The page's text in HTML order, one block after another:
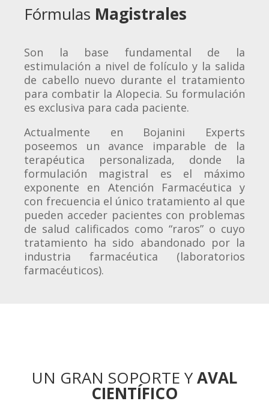
Fórmulas Magistrales
Son la base fundamental de la
estimulación a nivel de folículo y la salida
de cabello nuevo durante el tratamiento
para combatir la Alopecia. Su formulación
es exclusiva para cada paciente.
Actualmente en Bojanini Experts
poseemos un avance imparable de la
terapéutica personalizada, donde la
formulación magistral es el máximo
exponente en Atención Farmacéutica y
con frecuencia el único tratamiento al que
pueden acceder pacientes con problemas
de salud calificados como “raros” o cuyo
tratamiento ha sido abandonado por la
industria farmacéutica (laboratorios
farmacéuticos).
UN GRAN SOPORTE YAVAL
CIENTÍFICO